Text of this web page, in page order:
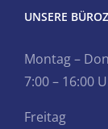
UNSERE
Montag –
7:00 – 16:00
Freitag